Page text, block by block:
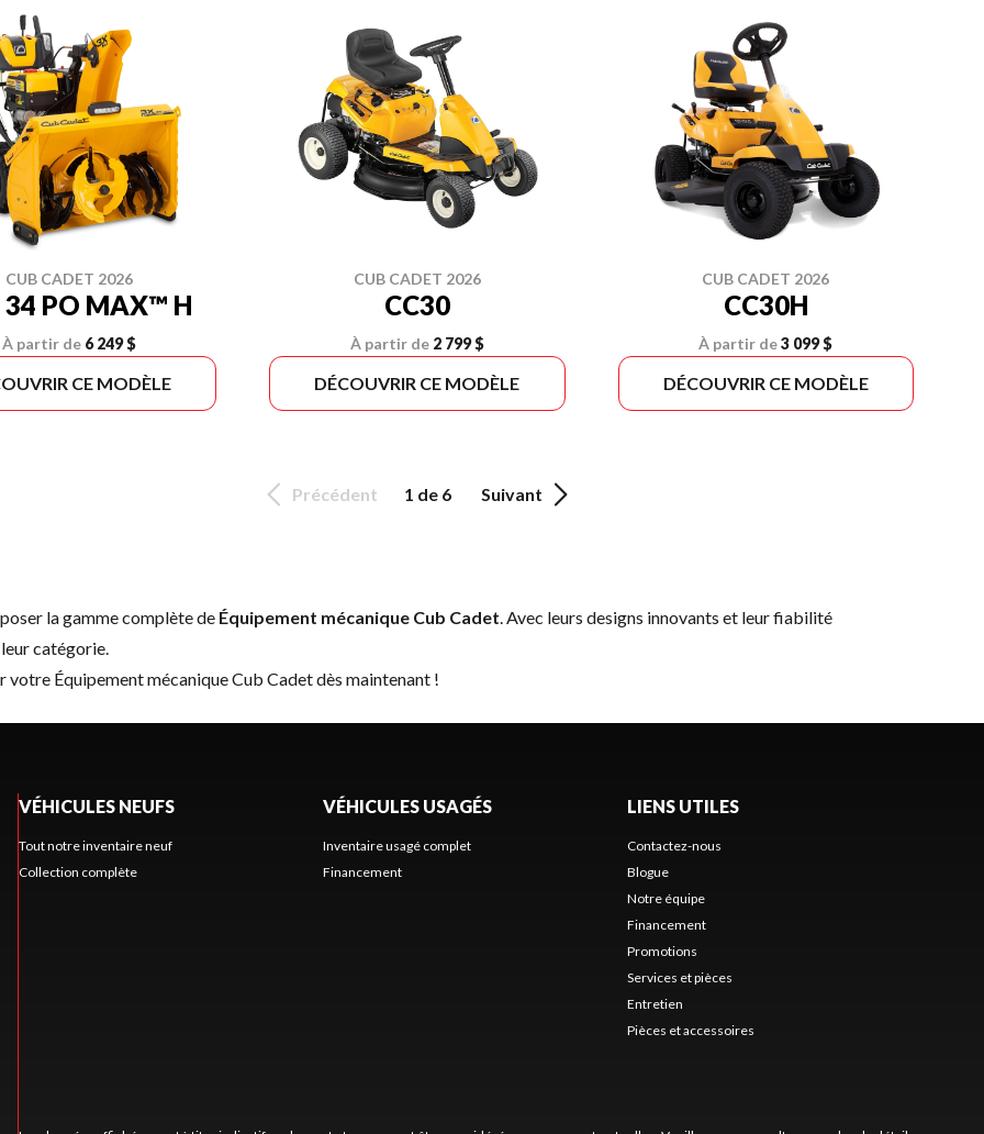
CUB CADET 2026
PO MAX™ H
À partir de 6 249 $
CE MODÈLE
CUB CADET 2026
CC30
À partir de 2 799 $
DÉCOUVRIR CE MODÈLE
CUB CADET 2026
CC30H
À partir de3 099 $
DÉCOUVRIR CE MODÈLE
Précédent 1 de 6 Suivant
la gamme complète de Équipement mécanique Cub Cadet. Avec leurs designs innovants et leur fiabilité
catégorie.
Équipement mécanique Cub Cadet dès maintenant !
VÉHICULES NEUFS
Tout notre inventaire neuf
Collection complète
VÉHICULES USAGÉS
Inventaire usagé complet
Financement
LIENS UTILES
Contactez-nous
Blogue
Notre équipe
Financement
Promotions
Services et pièces
Entretien
Pièces et accessoires